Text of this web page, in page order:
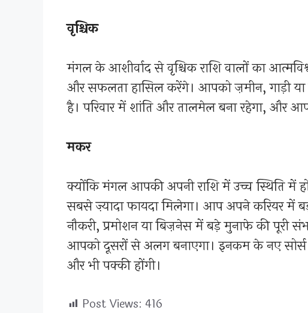
वृश्चिक
मंगल के आशीर्वाद से वृश्चिक राशि वालों का
और सफलता हासिल करेंगे। आपको ज़मीन, गाड़ी या
है। परिवार में शांति और तालमेल बना रहेगा, और
मकर
क्योंकि मंगल आपकी अपनी राशि में उच्च स्थिति में
सबसे ज़्यादा फायदा मिलेगा। आप अपने करियर में
नौकरी, प्रमोशन या बिज़नेस में बड़े मुनाफे की
आपको दूसरों से अलग बनाएगा। इनकम के नए
और भी पक्की होंगी।
Post Views: 416